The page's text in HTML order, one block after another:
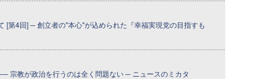
[第4回] ─ 創立者の"本心"が込められた『幸福実現党の目指すも
宗教が政治を行うのは全く問題ない ─ ニュースのミカタ